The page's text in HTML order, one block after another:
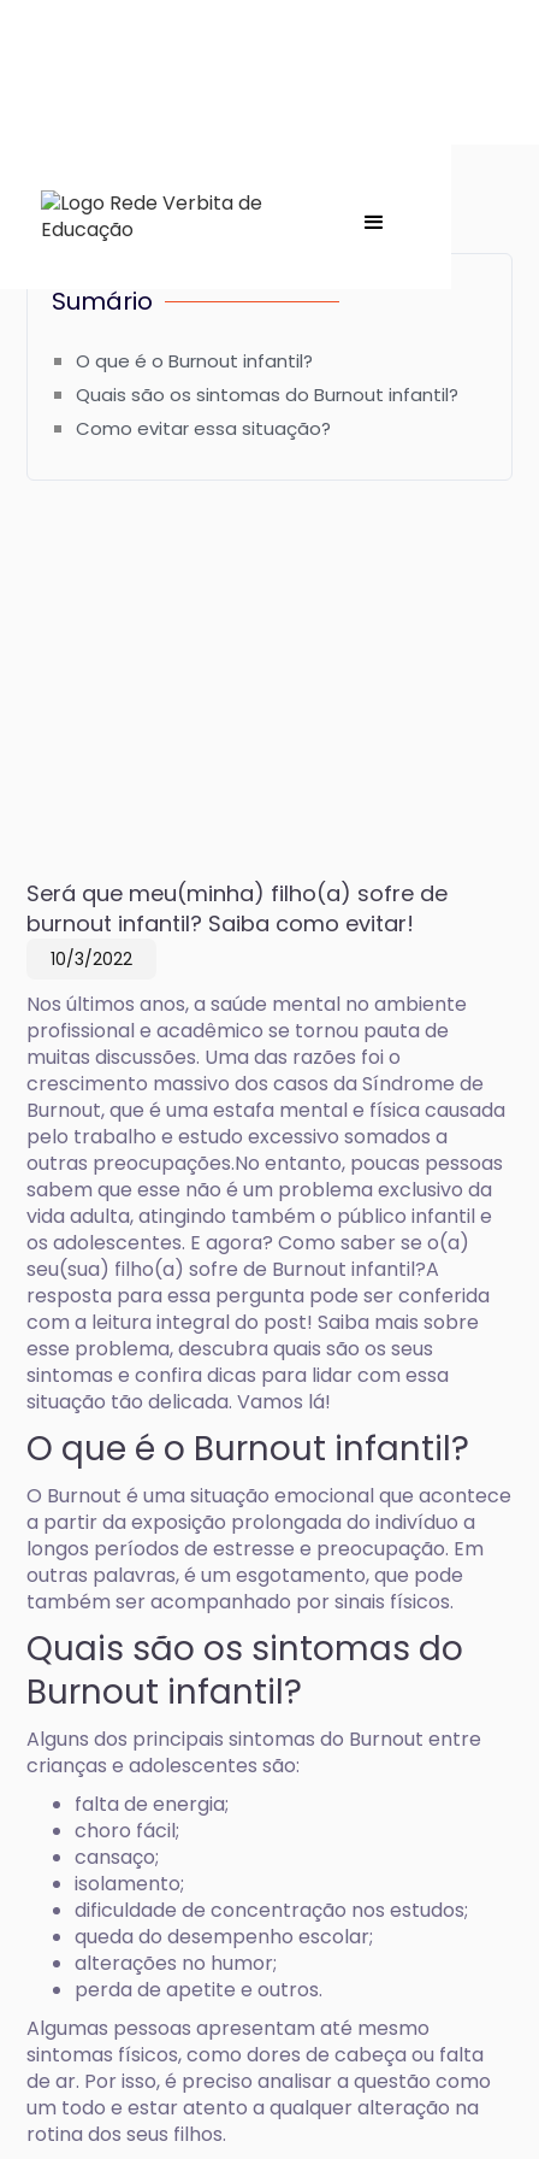
Sumário
O que é o Burnout infantil?
Quais são os sintomas do Burnout infantil?
Como evitar essa situação?
Será que meu(minha) filho(a) sofre de
burnout infantil? Saiba como evitar!
10/3/2022
Nos últimos anos, a saúde mental no ambiente
profissional e acadêmico se tornou pauta de
muitas discussões. Uma das razões foi o
crescimento massivo dos casos da Síndrome de
Burnout, que é uma estafa mental e física causada
pelo trabalho e estudo excessivo somados a
outras preocupações.No entanto, poucas pessoas
sabem que esse não é um problema exclusivo da
vida adulta, atingindo também o público infantil e
os adolescentes. E agora? Como saber se o(a)
seu(sua) filho(a) sofre de Burnout infantil?A
resposta para essa pergunta pode ser conferida
com a leitura integral do post! Saiba mais sobre
esse problema, descubra quais são os seus
sintomas e confira dicas para lidar com essa
situação tão delicada. Vamos lá!
O que é o Burnout infantil?
O Burnout é uma situação emocional que acontece
a partir da exposição prolongada do indivíduo a
longos períodos de estresse e preocupação. Em
outras palavras, é um esgotamento, que pode
também ser acompanhado por sinais físicos.
Quais são os sintomas do
Burnout infantil?
Alguns dos principais sintomas do Burnout entre
crianças e adolescentes são:
falta de energia;
choro fácil;
cansaço;
isolamento;
dificuldade de concentração nos estudos;
queda do desempenho escolar;
alterações no humor;
perda de apetite e outros.
Algumas pessoas apresentam até mesmo
sintomas físicos, como dores de cabeça ou falta
de ar. Por isso, é preciso analisar a questão como
um todo e estar atento a qualquer alteração na
rotina dos seus filhos.